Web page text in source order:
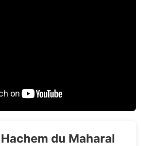
du Maharal